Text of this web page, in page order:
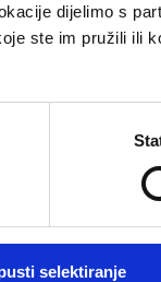
dijelimo s
ste im pružili ili
selektiranje
navike oralne